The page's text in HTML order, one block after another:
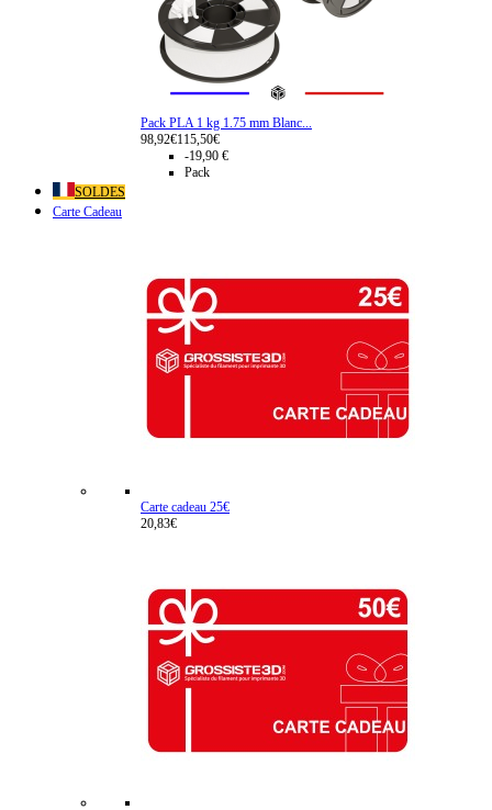
Pack PLA 1 kg 1.75 mm Blanc...
98,92€115,50€
-19,90 €
Pack
SOLDES
Carte Cadeau
Carte cadeau 25€
20,83€